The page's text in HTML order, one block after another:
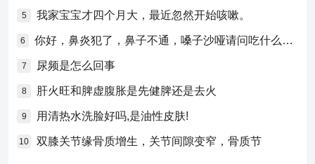
5 我家宝宝才四个月大，最近忽然开始咳嗽。
6 你好，鼻炎犯了，鼻子不通，嗓子沙哑请问吃什么药比较好？
7 尿频是怎么回事
8 肝火旺和脾虚腹胀是先健脾还是去火
9 用清热水洗脸好吗,是油性皮肤!
10 双膝关节缘骨质增生，关节间隙变窄，骨质节